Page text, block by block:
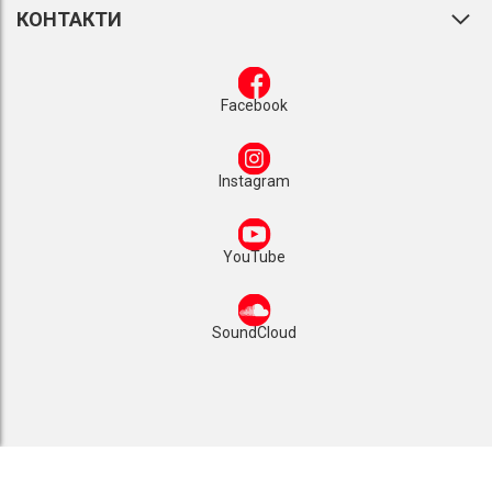
КОНТАКТИ
Facebook
Instagram
YouTube
SoundCloud